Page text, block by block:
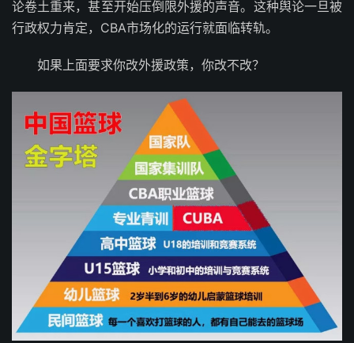
论卷土重来，甚至开始压倒限外援的声音。这种舆论一旦被
行政权力肯定，CBA市场化的运行就面临转轨。
如果上面要求你改外援政策，你改不改？